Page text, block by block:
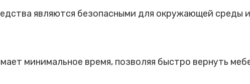
являются безопасными для окружающей среды
минимальное время, позволяя быстро вернуть